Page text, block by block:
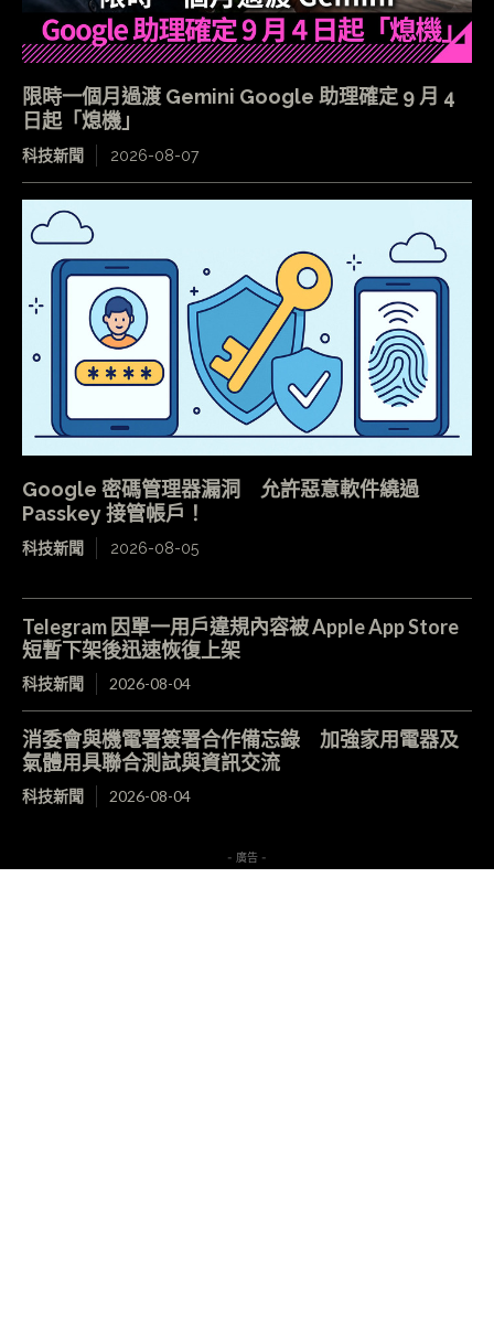
限時一個月過渡 Gemini Google 助理確定 9 月 4
日起「熄機」
科技新聞 2026-08-07
Google 密碼管理器漏洞 允許惡意軟件繞過
Passkey 接管帳戶！
科技新聞 2026-08-05
Telegram 因單一用戶違規內容被 Apple App Store
短暫下架後迅速恢復上架
科技新聞 2026-08-04
消委會與機電署簽署合作備忘錄 加強家用電器及
氣體用具聯合測試與資訊交流
科技新聞 2026-08-04
- 廣告 -